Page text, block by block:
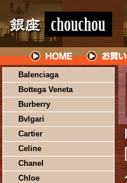
Balenciaga
Bottega Veneta
Burberry
Bvlgari
Cartier
Celine
Chanel
Chloe